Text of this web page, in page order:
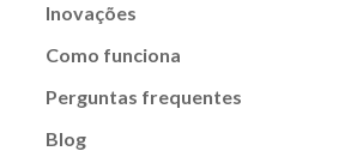
Inovações
Como funciona
Perguntas frequentes
Blog